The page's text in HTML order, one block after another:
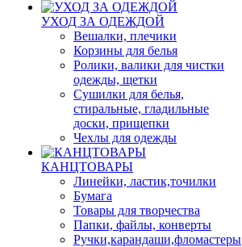
УХОД ЗА ОДЕЖДОЙ
Вешалки, плечики
Корзины для белья
Ролики, валики для чистки
одежды, щетки
Сушилки для белья,
стиральные, гладильные
доски, прищепки
Чехлы для одежды
КАНЦТОВАРЫ
Линейки, ластик,точилки
Бумага
Товары для творчества
Папки, файлы, конверты
Ручки,карандаши,фломастеры